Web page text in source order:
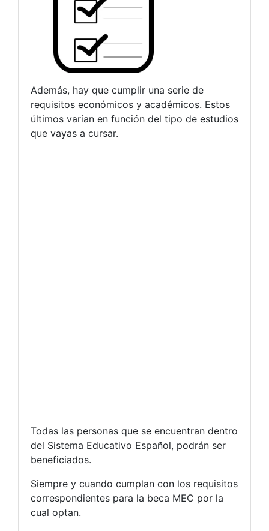
Además, hay que cumplir una serie de
requisitos económicos y académicos. Estos
últimos varían en función del tipo de estudios
que vayas a cursar.
Todas las personas que se encuentran dentro
del Sistema Educativo Español, podrán ser
beneficiados.
Siempre y cuando cumplan con los requisitos
correspondientes para la beca MEC por la
cual optan.